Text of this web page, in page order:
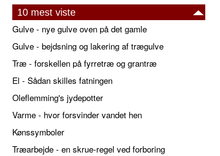
10 mest viste
Gulve - nye gulve oven på det gamle
Gulve - bejdsning og lakering af trægulve
Træ - forskellen på fyrretræ og grantræ
El - Sådan skilles fatningen
Oleflemming's jydepotter
Varme - hvor forsvinder vandet hen
Kønssymboler
Træarbejde - en skrue-regel ved forboring